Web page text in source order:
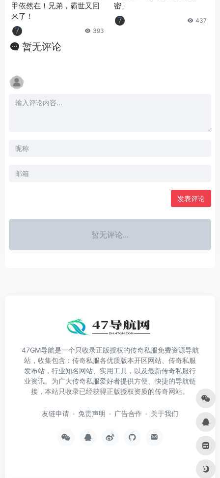
甲依然在！兄弟，霸世又回
来了！
393
密」
437
暂无评论
发表评论
暂无评论...
47GM导航是一个只收录正版授权的传奇私服免费资源导航
站，收集包含：传奇私服各优质版本开区网站、传奇私服
发布站，行业知名网站、实用工具，以及最新传奇私服行
业资讯。为广大传奇私服爱好者提供方便、快捷的导航链
接，本站只收录已经获得正版授权资质的传奇网站。
友链申请 免责声明 广告合作 关于我们